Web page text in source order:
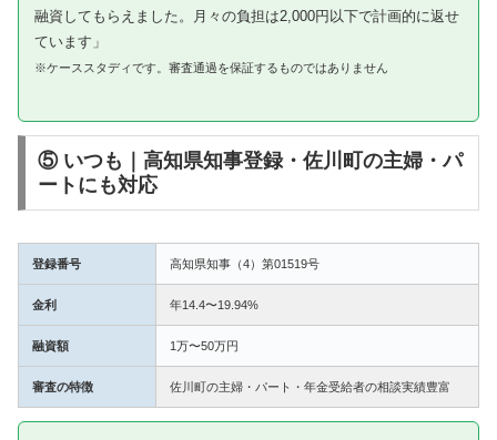
融資してもらえました。月々の負担は2,000円以下で計画的に返せ
ています」
※ケーススタディです。審査通過を保証するものではありません
⑤ いつも｜高知県知事登録・佐川町の主婦・パ
ートにも対応
登録番号 高知県知事（4）第01519号
金利 年14.4〜19.94%
融資額 1万〜50万円
審査の特徴 佐川町の主婦・パート・年金受給者の相談実績豊富